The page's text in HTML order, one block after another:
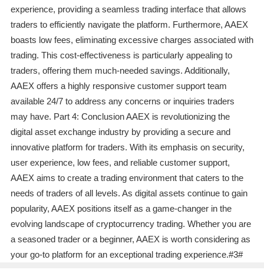
experience, providing a seamless trading interface that allows
traders to efficiently navigate the platform. Furthermore, AAEX
boasts low fees, eliminating excessive charges associated with
trading. This cost-effectiveness is particularly appealing to
traders, offering them much-needed savings. Additionally,
AAEX offers a highly responsive customer support team
available 24/7 to address any concerns or inquiries traders
may have. Part 4: Conclusion AAEX is revolutionizing the
digital asset exchange industry by providing a secure and
innovative platform for traders. With its emphasis on security,
user experience, low fees, and reliable customer support,
AAEX aims to create a trading environment that caters to the
needs of traders of all levels. As digital assets continue to gain
popularity, AAEX positions itself as a game-changer in the
evolving landscape of cryptocurrency trading. Whether you are
a seasoned trader or a beginner, AAEX is worth considering as
your go-to platform for an exceptional trading experience.#3#